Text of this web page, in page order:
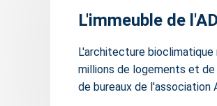
L'immeuble de
L'architecture
millions de logements et
de bureaux de l'association